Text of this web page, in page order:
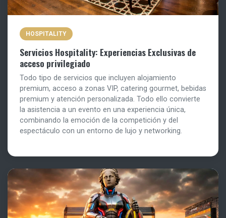
HOSPITALITY
Servicios Hospitality: Experiencias Exclusivas de
acceso privilegiado
Todo tipo de servicios que incluyen alojamiento
premium, acceso a zonas VIP, catering gourmet, bebidas
premium y atención personalizada. Todo ello convierte
la asistencia a un evento en una experiencia única,
combinando la emoción de la competición y del
espectáculo con un entorno de lujo y networking.